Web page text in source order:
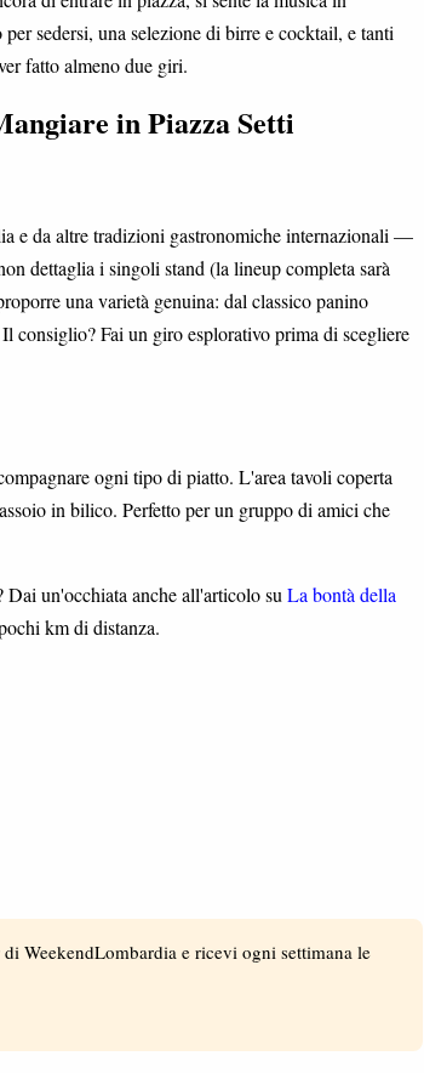
sedersi, una selezione di birre e cocktail, e tanti
fatto almeno due giri.
in Piazza Setti
e da altre tradizioni gastronomiche internazionali —
dettaglia i singoli stand (la lineup completa sarà
una varietà genuina: dal classico panino
consiglio? Fai un giro esplorativo prima di scegliere
ogni tipo di piatto. L'area tavoli coperta
in bilico. Perfetto per un gruppo di amici che
un'occhiata anche all'articolo suLa bontà della
km di distanza.
WeekendLombardia e ricevi ogni settimana le